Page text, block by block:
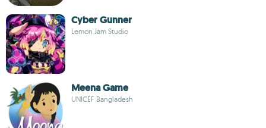
Cyber Gunner
Lemon Jam Studio
Meena Game
UNICEF Bangladesh